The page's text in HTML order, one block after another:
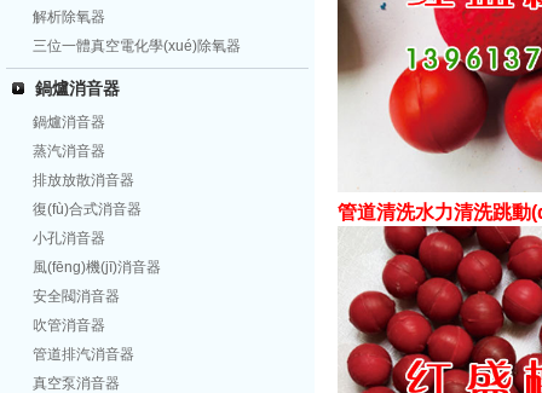
解析除氧器
三位一體真空電化學(xué)除氧器
鍋爐消音器
鍋爐消音器
蒸汽消音器
排放放散消音器
復(fù)合式消音器
小孔消音器
風(fēng)機(jī)消音器
安全閥消音器
吹管消音器
管道排汽消音器
真空泵消音器
管道清洗水力清洗跳動